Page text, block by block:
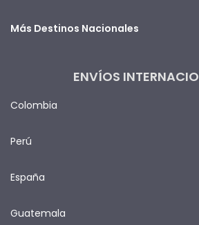
Más Destinos Nacionales
ENVÍOS
Colombia
Perú
España
Guatemala